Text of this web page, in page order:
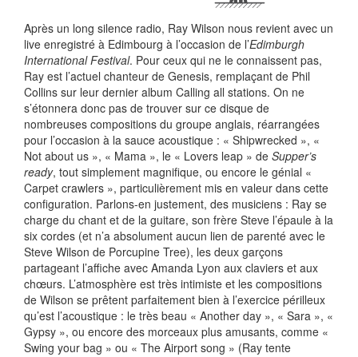
Après un long silence radio, Ray Wilson nous revient avec un
live enregistré à Edimbourg à l’occasion de l’Edimburgh
International Festival. Pour ceux qui ne le connaissent pas,
Ray est l’actuel chanteur de Genesis, remplaçant de Phil
Collins sur leur dernier album Calling all stations. On ne
s’étonnera donc pas de trouver sur ce disque de
nombreuses compositions du groupe anglais, réarrangées
pour l’occasion à la sauce acoustique : « Shipwrecked », «
Not about us », « Mama », le « Lovers leap » de Supper’s
ready, tout simplement magnifique, ou encore le génial «
Carpet crawlers », particulièrement mis en valeur dans cette
configuration. Parlons-en justement, des musiciens : Ray se
charge du chant et de la guitare, son frère Steve l’épaule à la
six cordes (et n’a absolument aucun lien de parenté avec le
Steve Wilson de Porcupine Tree), les deux garçons
partageant l’affiche avec Amanda Lyon aux claviers et aux
chœurs. L’atmosphère est très intimiste et les compositions
de Wilson se prêtent parfaitement bien à l’exercice périlleux
qu’est l’acoustique : le très beau « Another day », « Sara », «
Gypsy », ou encore des morceaux plus amusants, comme «
Swing your bag » ou « The Airport song » (Ray tente